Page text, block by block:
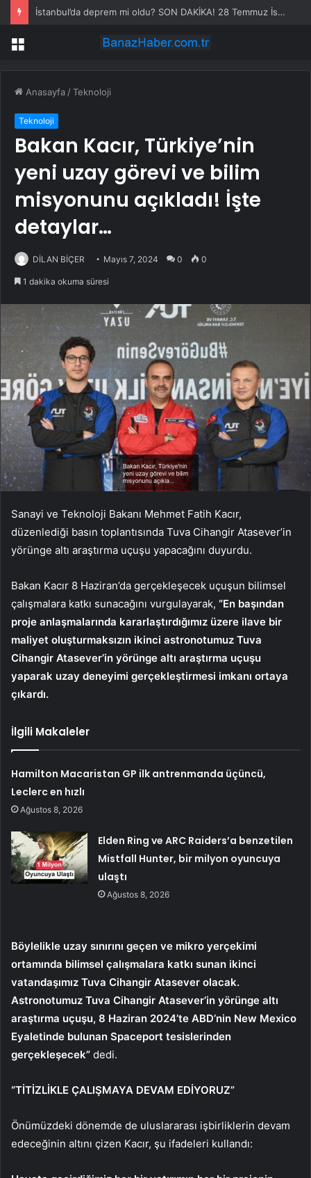
İstanbul’da deprem mi oldu? SON DAKİKA! 28 Temmuz İstanbul’da az önce nerede deprem oldu?
Menü
Anasayfa /Teknoloji
Teknoloji
Bakan Kacır, Türkiye’nin
yeni uzay görevi ve bilim
misyonunu açıkladı! İşte
detaylar…
DİLAN BİÇER Mayıs 7, 2024 0 0
1 dakika okuma süresi
Sanayi ve Teknoloji Bakanı Mehmet Fatih Kacır,
düzenlediği basın toplantısında Tuva Cihangir Atasever’in
yörünge altı araştırma uçuşu yapacağını duyurdu.
Bakan Kacır 8 Haziran’da gerçekleşecek uçuşun bilimsel
çalışmalara katkı sunacağını vurgulayarak, “En başından
proje anlaşmalarında kararlaştırdığımız üzere ilave bir
maliyet oluşturmaksızın ikinci astronotumuz Tuva
Cihangir Atasever’in yörünge altı araştırma uçuşu
yaparak uzay deneyimi gerçekleştirmesi imkanı ortaya
çıkardı.
İlgili Makaleler
Hamilton Macaristan GP ilk antrenmanda üçüncü,
Leclerc en hızlı
Ağustos 8, 2026
Elden Ring ve ARC Raiders’a benzetilen
Mistfall Hunter, bir milyon oyuncuya
ulaştı
Ağustos 8, 2026
Böylelikle uzay sınırını geçen ve mikro yerçekimi
ortamında bilimsel çalışmalara katkı sunan ikinci
vatandaşımız Tuva Cihangir Atasever olacak.
Astronotumuz Tuva Cihangir Atasever’in yörünge altı
araştırma uçuşu, 8 Haziran 2024’te ABD’nin New Mexico
Eyaletinde bulunan Spaceport tesislerinden
gerçekleşecek” dedi.
“TİTİZLİKLE ÇALIŞMAYA DEVAM EDİYORUZ”
Önümüzdeki dönemde de uluslararası işbirliklerin devam
edeceğinin altını çizen Kacır, şu ifadeleri kullandı: